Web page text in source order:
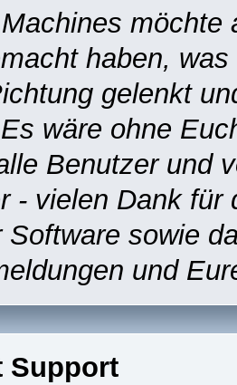
möchte
haben,
gelenkt
wäre ohne
Benutzer und
- vielen Dank für
Software sowie
und
Support